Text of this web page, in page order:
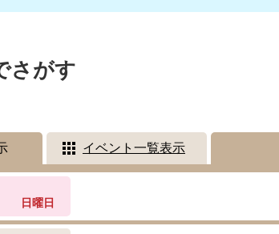
さがす
イベント一覧表示
日曜日